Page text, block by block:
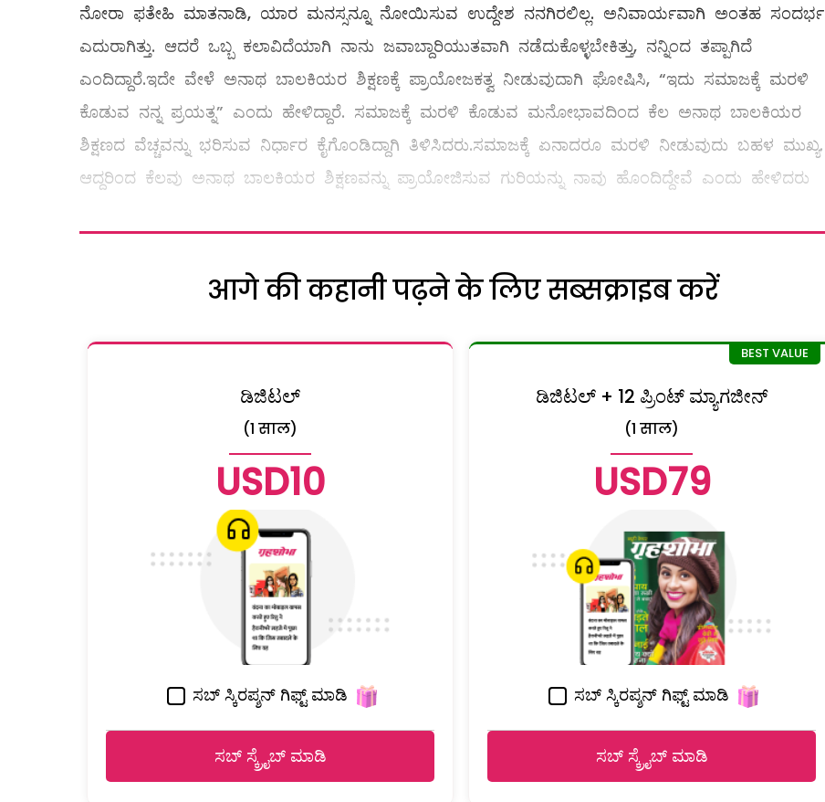
ನೋರಾ ಫತೇಹಿ ಮಾತನಾಡಿ, ಯಾರ ಮನಸ್ಸನ್ನೂ ನೋಯಿಸುವ ಉದ್ದೇಶ ನನಗಿರಲಿಲ್ಲ. ಅನಿವಾರ್ಯವಾಗಿ ಅಂತಹ ಸಂದರ್ಭ
ಎದುರಾಗಿತ್ತು. ಆದರೆ ಒಬ್ಬ ಕಲಾವಿದೆಯಾಗಿ ನಾನು ಜವಾಬ್ದಾರಿಯುತವಾಗಿ ನಡೆದುಕೊಳ್ಳಬೇಕಿತ್ತು, ನನ್ನಿಂದ ತಪ್ಪಾಗಿದೆ
ಎಂದಿದ್ದಾರೆ.ಇದೇ ವೇಳೆ ಅನಾಥ ಬಾಲಕಿಯರ ಶಿಕ್ಷಣಕ್ಕೆ ಪ್ರಾಯೋಜಕತ್ವ ನೀಡುವುದಾಗಿ ಘೋಷಿಸಿ, “ಇದು ಸಮಾಜಕ್ಕೆ ಮರಳಿ
ಕೊಡುವ ನನ್ನ ಪ್ರಯತ್ನ” ಎಂದು ಹೇಳಿದ್ದಾರೆ. ಸಮಾಜಕ್ಕೆ ಮರಳಿ ಕೊಡುವ ಮನೋಭಾವದಿಂದ ಕೆಲ ಅನಾಥ ಬಾಲಕಿಯರ
ಶಿಕ್ಷಣದ ವೆಚ್ಚವನ್ನು ಭರಿಸುವ ನಿರ್ಧಾರ ಕೈಗೊಂಡಿದ್ದಾಗಿ ತಿಳಿಸಿದರು.ಸಮಾಜಕ್ಕೆ ಏನಾದರೂ ಮರಳಿ ನೀಡುವುದು ಬಹಳ ಮುಖ್ಯ.
ಆದ್ದರಿಂದ ಕೆಲವು ಅನಾಥ ಬಾಲಕಿಯರ ಶಿಕ್ಷಣವನ್ನು ಪ್ರಾಯೋಜಿಸುವ ಗುರಿಯನ್ನು ನಾವು ಹೊಂದಿದ್ದೇವೆ ಎಂದು ಹೇಳಿದರು
आगे की कहानी पढ़ने के लिए सब्सक्राइब करें
ಡಿಜಿಟಲ್
(1 साल)
USD10
ಸಬ್ ಸ್ಕಿರಪ್ಶನ್ ಗಿಫ್ಟ್ ಮಾಡಿ
ಸಬ್ ಸ್ಕ್ರೈಬ್ ಮಾಡಿ
ಡಿಜಿಟಲ್ + 12 ಪ್ರಿಂಟ್ ಮ್ಯಾಗಜೀನ್
(1 साल)
USD79
ಸಬ್ ಸ್ಕಿರಪ್ಶನ್ ಗಿಫ್ಟ್ ಮಾಡಿ
ಸಬ್ ಸ್ಕ್ರೈಬ್ ಮಾಡಿ